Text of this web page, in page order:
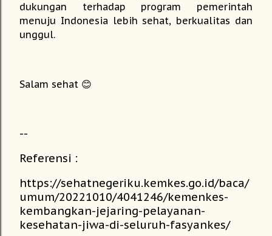
dukungan terhadap program pemerintah
menuju Indonesia lebih sehat, berkualitas dan
unggul.
Salam sehat 😊
--
Referensi :
https://sehatnegeriku.kemkes.go.id/baca/
umum/20221010/4041246/kemenkes-
kembangkan-jejaring-pelayanan-
kesehatan-jiwa-di-seluruh-fasyankes/